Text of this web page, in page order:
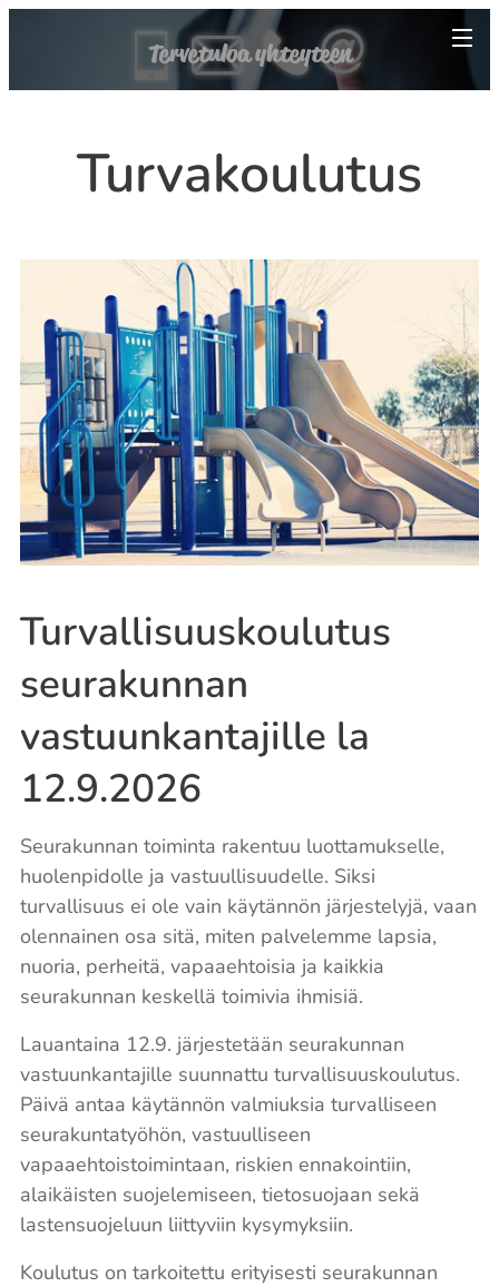
Tervetuloa yhteyteen
Turvakoulutus
Turvallisuuskoulutus
seurakunnan
vastuunkantajille la
12.9.2026
Seurakunnan toiminta rakentuu luottamukselle,
huolenpidolle ja vastuullisuudelle. Siksi
turvallisuus ei ole vain käytännön järjestelyjä, vaan
olennainen osa sitä, miten palvelemme lapsia,
nuoria, perheitä, vapaaehtoisia ja kaikkia
seurakunnan keskellä toimivia ihmisiä.
Lauantaina 12.9. järjestetään seurakunnan
vastuunkantajille suunnattu turvallisuuskoulutus.
Päivä antaa käytännön valmiuksia turvalliseen
seurakuntatyöhön, vastuulliseen
vapaaehtoistoimintaan, riskien ennakointiin,
alaikäisten suojelemiseen, tietosuojaan sekä
lastensuojeluun liittyviin kysymyksiin.
Koulutus on tarkoitettu erityisesti seurakunnan